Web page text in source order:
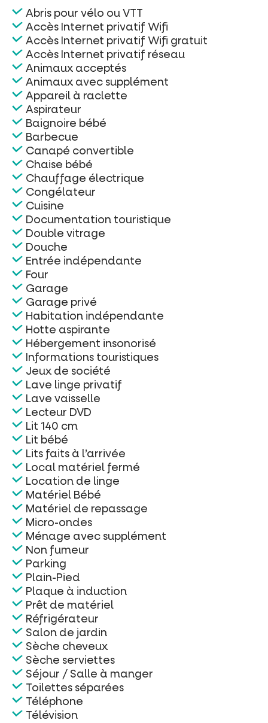
Abris pour vélo ou VTT
Accès Internet privatif Wifi
Accès Internet privatif Wifi gratuit
Accès Internet privatif réseau
Animaux acceptés
Animaux avec supplément
Appareil à raclette
Aspirateur
Baignoire bébé
Barbecue
Canapé convertible
Chaise bébé
Chauffage électrique
Congélateur
Cuisine
Documentation touristique
Double vitrage
Douche
Entrée indépendante
Four
Garage
Garage privé
Habitation indépendante
Hotte aspirante
Hébergement insonorisé
Informations touristiques
Jeux de société
Lave linge privatif
Lave vaisselle
Lecteur DVD
Lit 140 cm
Lit bébé
Lits faits à l’arrivée
Local matériel fermé
Location de linge
Matériel Bébé
Matériel de repassage
Micro-ondes
Ménage avec supplément
Non fumeur
Parking
Plain-Pied
Plaque à induction
Prêt de matériel
Réfrigérateur
Salon de jardin
Sèche cheveux
Sèche serviettes
Séjour / Salle à manger
Toilettes séparées
Téléphone
Télévision